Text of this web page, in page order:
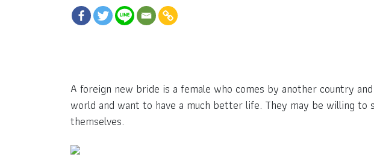
A foreign new bride is a female who comes by another country
world and want to have a much better life. They may be willing
themselves.